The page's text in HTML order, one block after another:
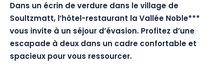
Dans un écrin de verdure dans le village de
Soultzmatt, l’hôtel-restaurant la Vallée Noble***
vous invite à un séjour d’évasion. Profitez d’une
escapade à deux dans un cadre confortable et
spacieux pour vous ressourcer.